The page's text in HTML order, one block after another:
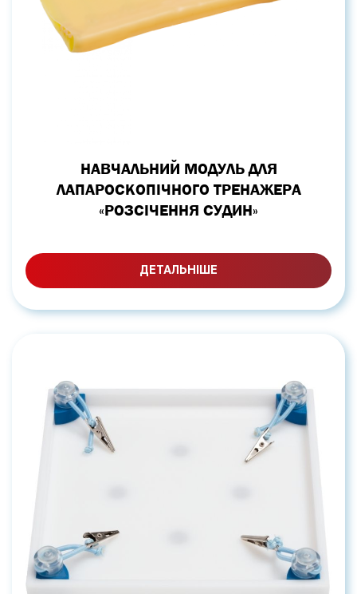
НАВЧАЛЬНИЙ МОДУЛЬ ДЛЯ
ЛАПАРОСКОПІЧНОГО ТРЕНАЖЕРА
«РОЗСІЧЕННЯ СУДИН»
ДЕТАЛЬНІШЕ